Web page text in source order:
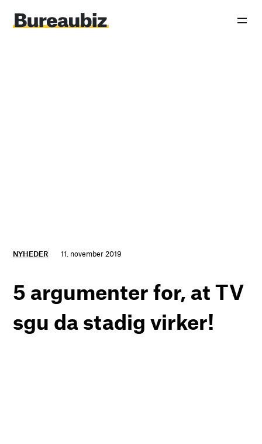
indhold
NYHEDER 11. november 2019
5 argumenter for, at TV
sgu da stadig virker!